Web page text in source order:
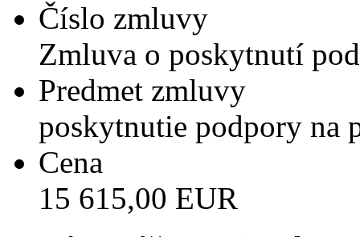
Číslo zmluvy
Zmluva o poskytnutí
Predmet zmluvy
poskytnutie podpory na
Cena
15 615,00 EUR